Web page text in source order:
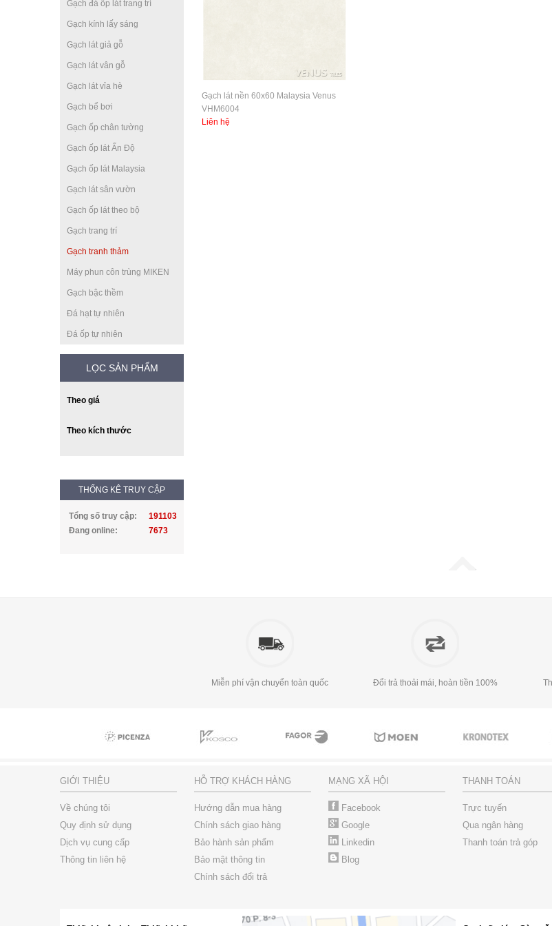
Gạch đá ốp lát trang trí
Gạch kính lấy sáng
Gạch lát giả gỗ
Gạch lát vân gỗ
Gạch lát vỉa hè
Gạch bể bơi
Gạch ốp chân tường
Gạch ốp lát Ấn Độ
Gạch ốp lát Malaysia
Gạch lát sân vườn
Gạch ốp lát theo bộ
Gạch trang trí
Gạch tranh thảm
Máy phun côn trùng MIKEN
Gạch bậc thềm
Đá hạt tự nhiên
Đá ốp tự nhiên
LỌC SẢN PHẨM
Theo giá
Theo kích thước
THỐNG KÊ TRUY CẬP
Tổng số truy cập:
191103
Đang online:
7673
Gạch lát nền 60x60 Malaysia Venus
VHM6004
Liên hệ
Miễn phí vận chuyển toàn quốc Đổi trả thoải mái, hoàn tiền 100%
GIỚI THIỆU
Về chúng tôi
Quy định sử dụng
Dịch vụ cung cấp
Thông tin liên hệ
HỖ TRỢ KHÁCH HÀNG
Hướng dẫn mua hàng
Chính sách giao hàng
Bảo hành sản phẩm
Bảo mật thông tin
Chính sách đổi trả
MẠNG XÃ HỘI
Facebook
Google
Linkedin
Blog
THANH TOÁN
Trực tuyến
Qua ngân hàng
Thanh toán trả góp